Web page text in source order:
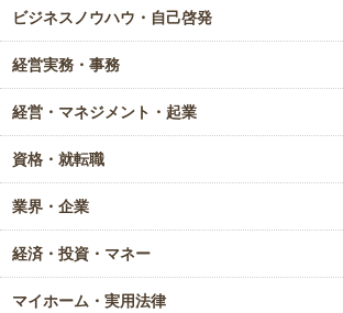
ビジネスノウハウ・自己啓発
経営実務・事務
経営・マネジメント・起業
資格・就転職
業界・企業
経済・投資・マネー
マイホーム・実用法律